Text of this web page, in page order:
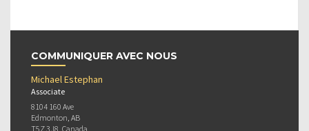
COMMUNIQUER AVEC NOUS
Michael Estephan
Associate
8104 160 Ave
Edmonton, AB
T5Z 3J8, Canada